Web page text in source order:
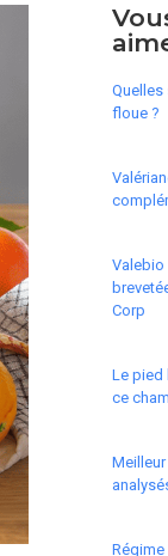
Quelles
floue ?
Valebio
Corp
Le pied
ce
Régime